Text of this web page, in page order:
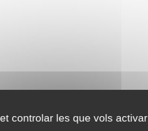
controlar les que vols activar